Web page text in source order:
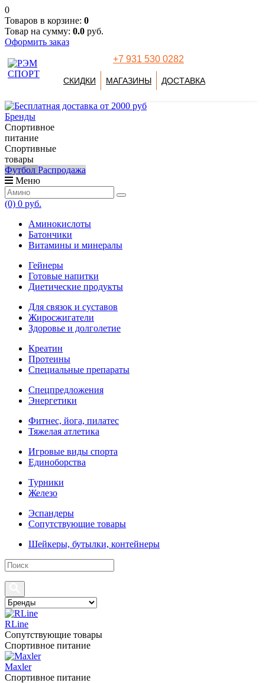
0
Товаров в корзине: 0
Товар на сумму: 0.0 руб.
Оформить заказ
+7 931 530 0282
СКИДКИ МАГАЗИНЫ ДОСТАВКА
Бренды
Спортивное
питание
Спортивные
товары
Футбол Распродажа
Меню
(0) 0 руб.
Аминокислоты
Батончики
Витамины и минералы
Гейнеры
Готовые напитки
Диетические продукты
Для связок и суставов
Жиросжигатели
Здоровье и долголетие
Креатин
Протеины
Специальные препараты
Спецпредложения
Энергетики
Фитнес, йога, пилатес
Тяжелая атлетика
Игровые виды спорта
Единоборства
Турники
Железо
Эспандеры
Сопутствующие товары
Шейкеры, бутылки, контейнеры
RLine
Сопутствующие товары
Спортивное питание
Maxler
Спортивное питание